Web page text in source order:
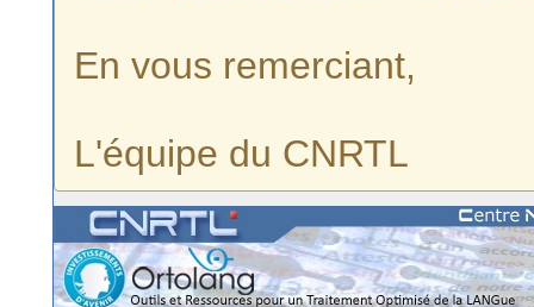
En vous remerciant,
L'équipe du CNRTL